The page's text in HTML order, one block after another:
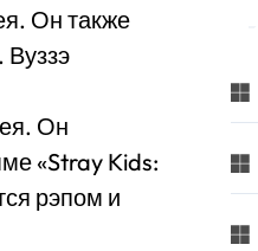
Он также
Он
«Stray Kids:
рэпом и